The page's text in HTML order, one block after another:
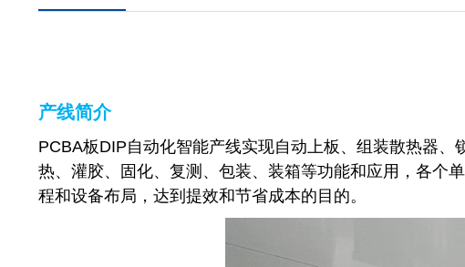
产线简介
PCBA板DIP自动化智能产线实现自动上板、组装散热器
热、灌胶、固化、复测、包装、装箱等功能和应用，各个
程和设备布局，达到提效和节省成本的目的。